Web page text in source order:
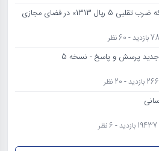
هشدار؛ مراقب «سکه ضرب تقلبی 5 ریال 1313» در فضای مجازی
جدید پرسش و پاسخ - نسخه 5